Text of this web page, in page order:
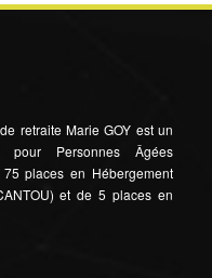
retraite Marie GOY est un
pour Personnes Âgées
places en Hébergement
et de 5 places en